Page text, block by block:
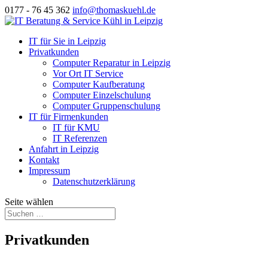
0177 - 76 45 362 info@thomaskuehl.de
IT für Sie in Leipzig
Privatkunden
Computer Reparatur in Leipzig
Vor Ort IT Service
Computer Kaufberatung
Computer Einzelschulung
Computer Gruppenschulung
IT für Firmenkunden
IT für KMU
IT Referenzen
Anfahrt in Leipzig
Kontakt
Impressum
Datenschutzerklärung
Seite wählen
Privatkunden